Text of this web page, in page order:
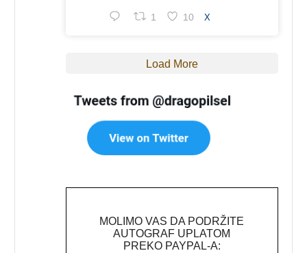
1 10 X
Load More
MOLIMO VAS DA PODRŽITE
AUTOGRAF UPLATOM
PREKO PAYPAL-A: